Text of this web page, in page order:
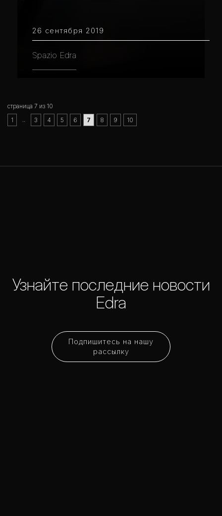
26 сентября 2019
Spazio Edra
страница 7 из 10
1
3 4 5 6 7 8 9 10
Подпишитесь на нашу
рассылку
Узнайте последние новости
Edra